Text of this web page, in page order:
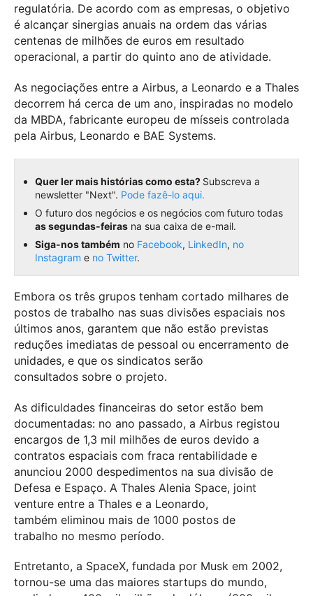
regulatória. De acordo com as empresas, o objetivo
é alcançar sinergias anuais na ordem das várias
centenas de milhões de euros em resultado
operacional, a partir do quinto ano de atividade.
As negociações entre a Airbus, a Leonardo e a Thales
decorrem há cerca de um ano, inspiradas no modelo
da MBDA, fabricante europeu de mísseis controlada
pela Airbus, Leonardo e BAE Systems.
Quer ler mais histórias como esta? Subscreva a
newsletter "Next". Pode fazê-lo aqui.
O futuro dos negócios e os negócios com futuro todas
as segundas-feiras na sua caixa de e-mail.
Siga-nos também no Facebook, LinkedIn, no
Instagram e no Twitter.
Embora os três grupos tenham cortado milhares de
postos de trabalho nas suas divisões espaciais nos
últimos anos, garantem que não estão previstas
reduções imediatas de pessoal ou encerramento de
unidades, e que os sindicatos serão
consultados sobre o projeto.
As dificuldades financeiras do setor estão bem
documentadas: no ano passado, a Airbus registou
encargos de 1,3 mil milhões de euros devido a
contratos espaciais com fraca rentabilidade e
anunciou 2000 despedimentos na sua divisão de
Defesa e Espaço. A Thales Alenia Space, joint
venture entre a Thales e a Leonardo,
também eliminou mais de 1000 postos de
trabalho no mesmo período.
Entretanto, a SpaceX, fundada por Musk em 2002,
tornou-se uma das maiores startups do mundo,